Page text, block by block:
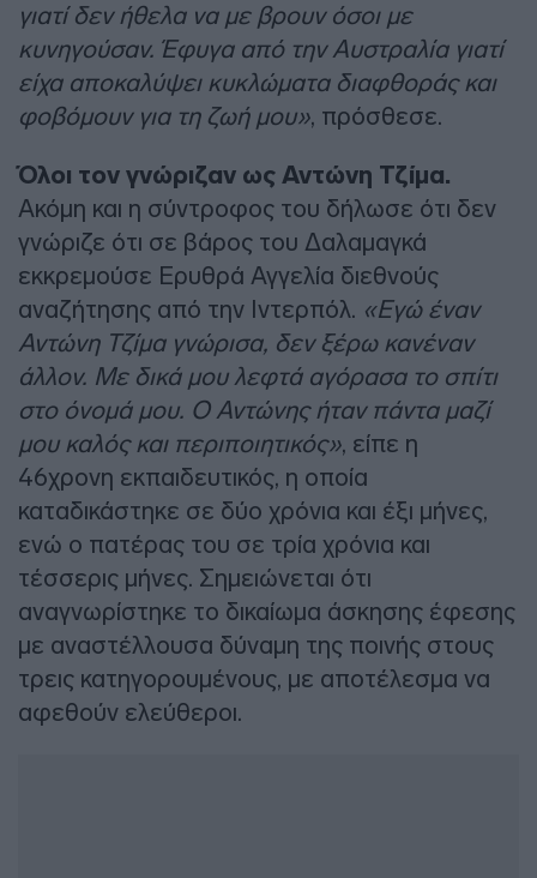
γιατί δεν ήθελα να με βρουν όσοι με
κυνηγούσαν. Έφυγα από την Αυστραλία γιατί
είχα αποκαλύψει κυκλώματα διαφθοράς και
φοβόμουν για τη ζωή μου», πρόσθεσε.
Όλοι τον γνώριζαν ως Αντώνη Τζίμα.
Ακόμη και η σύντροφος του δήλωσε ότι δεν
γνώριζε ότι σε βάρος του Δαλαμαγκά
εκκρεμούσε Ερυθρά Αγγελία διεθνούς
αναζήτησης από την Ιντερπόλ. «Εγώ έναν
Αντώνη Τζίμα γνώρισα, δεν ξέρω κανέναν
άλλον. Με δικά μου λεφτά αγόρασα το σπίτι
στο όνομά μου. Ο Αντώνης ήταν πάντα μαζί
μου καλός και περιποιητικός», είπε η
46χρονη εκπαιδευτικός, η οποία
καταδικάστηκε σε δύο χρόνια και έξι μήνες,
ενώ ο πατέρας του σε τρία χρόνια και
τέσσερις μήνες. Σημειώνεται ότι
αναγνωρίστηκε το δικαίωμα άσκησης έφεσης
με αναστέλλουσα δύναμη της ποινής στους
τρεις κατηγορουμένους, με αποτέλεσμα να
αφεθούν ελεύθεροι.